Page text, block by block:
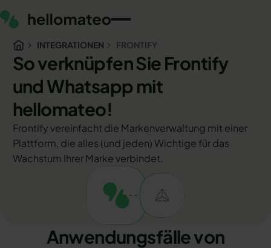
INTEGRATIONEN FRONTIFY
So verknüpfen Sie Frontify
und Whatsapp mit
hellomateo!
Frontify vereinfacht die Markenverwaltung mit einer
Plattform, die alles (und jeden) Wichtige für das
Wachstum Ihrer Marke verbindet.
Anwendungsfälle von